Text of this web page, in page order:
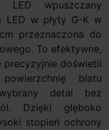
LED wpuszczany
LED w płyty G-K w
przeznaczona do
To efektywne,
precyzyjnie doświetli
blatu
detal bez
Dzięki głęboko
stopień ochrony